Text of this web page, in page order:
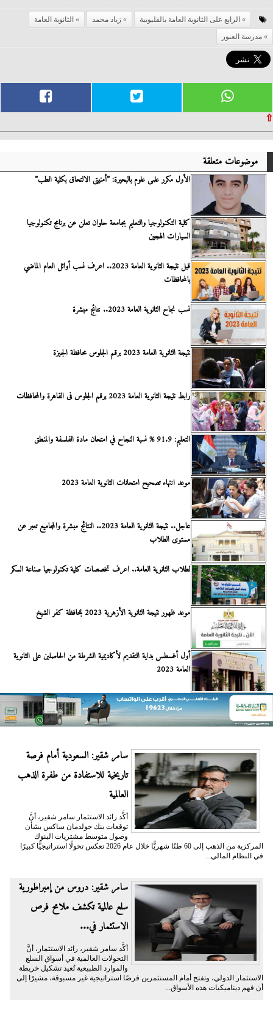
الرابع على الثانوية العامة بالقليوبية زياد محمد
الثانوية العامة
مدرسة العبور
⇧
موضوعات متعلقة
الأول مكرر علمى علوم بالبحيرة: ”أمنيتى الالتحاق بكلية الطب”
كلية التكنولوجيا والتعليم بجامعة حلوان تعلن عن برنامج تكنولوجيا
السيارات الهجين
قبل نتيجة الثانوية العامة 2023.. اعرف نسب أوائل العام الماضي
بالمحافظات
نسب نجاح الثانوية العامة 2023.. نتائج مبشرة
نتيجة الثانوية العامة 2023 برقم الجلوس محافظة الجيزة
رابط نتيجة الثانوية العامة 2023 برقم الجلوس فى القاهرة والمحافظات
التعليم: 91.9 % نسبة النجاح في امتحان مادة الفلسفة والمنطق
موعد انتهاء تصحيح امتحانات الثانوية العامة 2023
عاجل.. نتيجة الثانوية العامة 2023.. النتائج مبشرة والمجاميع تعبر عن
مستوى الطلاب
لطلاب الثانوية العامة.. اعرف تخصصات كلية تكنولوجيا صناعة السكر
موعد ظهور نتيجة الثانوية الأزهرية 2023 بمحافظة كفر الشيخ
أول أغسطس بداية التقديم لأكاديمية الشرطة من الحاصلين على الثانوية
العامة 2023
سامر شقير: السعودية أمام فرصة
تاريخية للاستفادة من طفرة الذهب
العالمية
أكَّد رائد الاستثمار سامر شقير، أنَّ
توقعات بنك جولدمان ساكس بشأن
وصول متوسط مشتريات البنوك
المركزية من الذهب إلى 60 طنًا شهريًّا خلال عام 2026 تعكس تحولًا استراتيجيًّا كبيرًا
في النظام المالي...
سامر شقير: دروس من إمبراطورية
سلع عالمية تكشف ملامح فرص
الاستثمار في...
أكَّد سامر شقير، رائد الاستثمار، أنَّ
التحولات العالمية في أسواق السلع
والموارد الطبيعية تُعيد تشكيل خريطة
الاستثمار الدولي، وتفتح أمام المستثمرين فرصًا استراتيجية غير مسبوقة، مشيرًا إلى
أن فهم ديناميكيات هذه الأسواق...